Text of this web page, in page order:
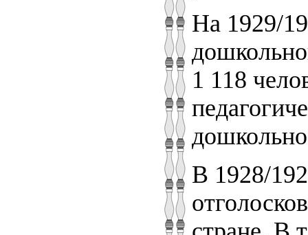
На 1929/
1 118
В 1928/